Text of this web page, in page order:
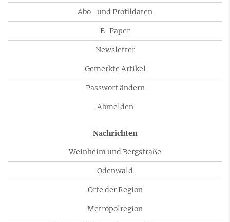
Abo- und Profildaten
E-Paper
Newsletter
Gemerkte Artikel
Passwort ändern
Abmelden
Nachrichten
Weinheim und Bergstraße
Odenwald
Orte der Region
Metropolregion